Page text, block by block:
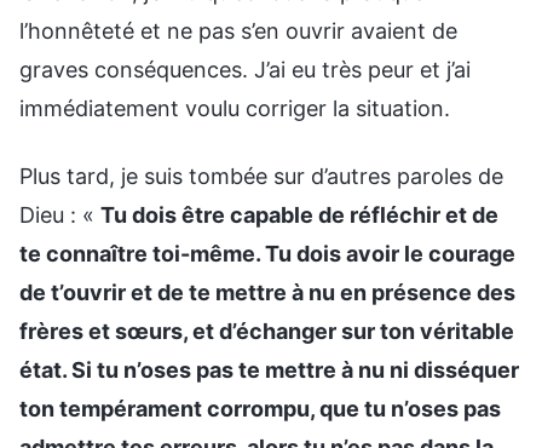
l’honnêteté et ne pas s’en ouvrir avaient de
graves conséquences. J’ai eu très peur et j’ai
immédiatement voulu corriger la situation.
Plus tard, je suis tombée sur d’autres paroles de
Dieu : « Tu dois être capable de réfléchir et de
te connaître toi-même. Tu dois avoir le courage
de t’ouvrir et de te mettre à nu en présence des
frères et sœurs, et d’échanger sur ton véritable
état. Si tu n’oses pas te mettre à nu ni disséquer
ton tempérament corrompu, que tu n’oses pas